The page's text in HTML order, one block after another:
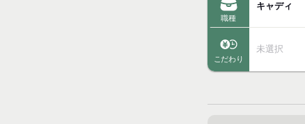
職種
キャディ
こだわり
未選択